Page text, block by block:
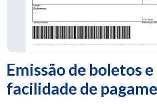
Emissão de boletos e
facilidade de